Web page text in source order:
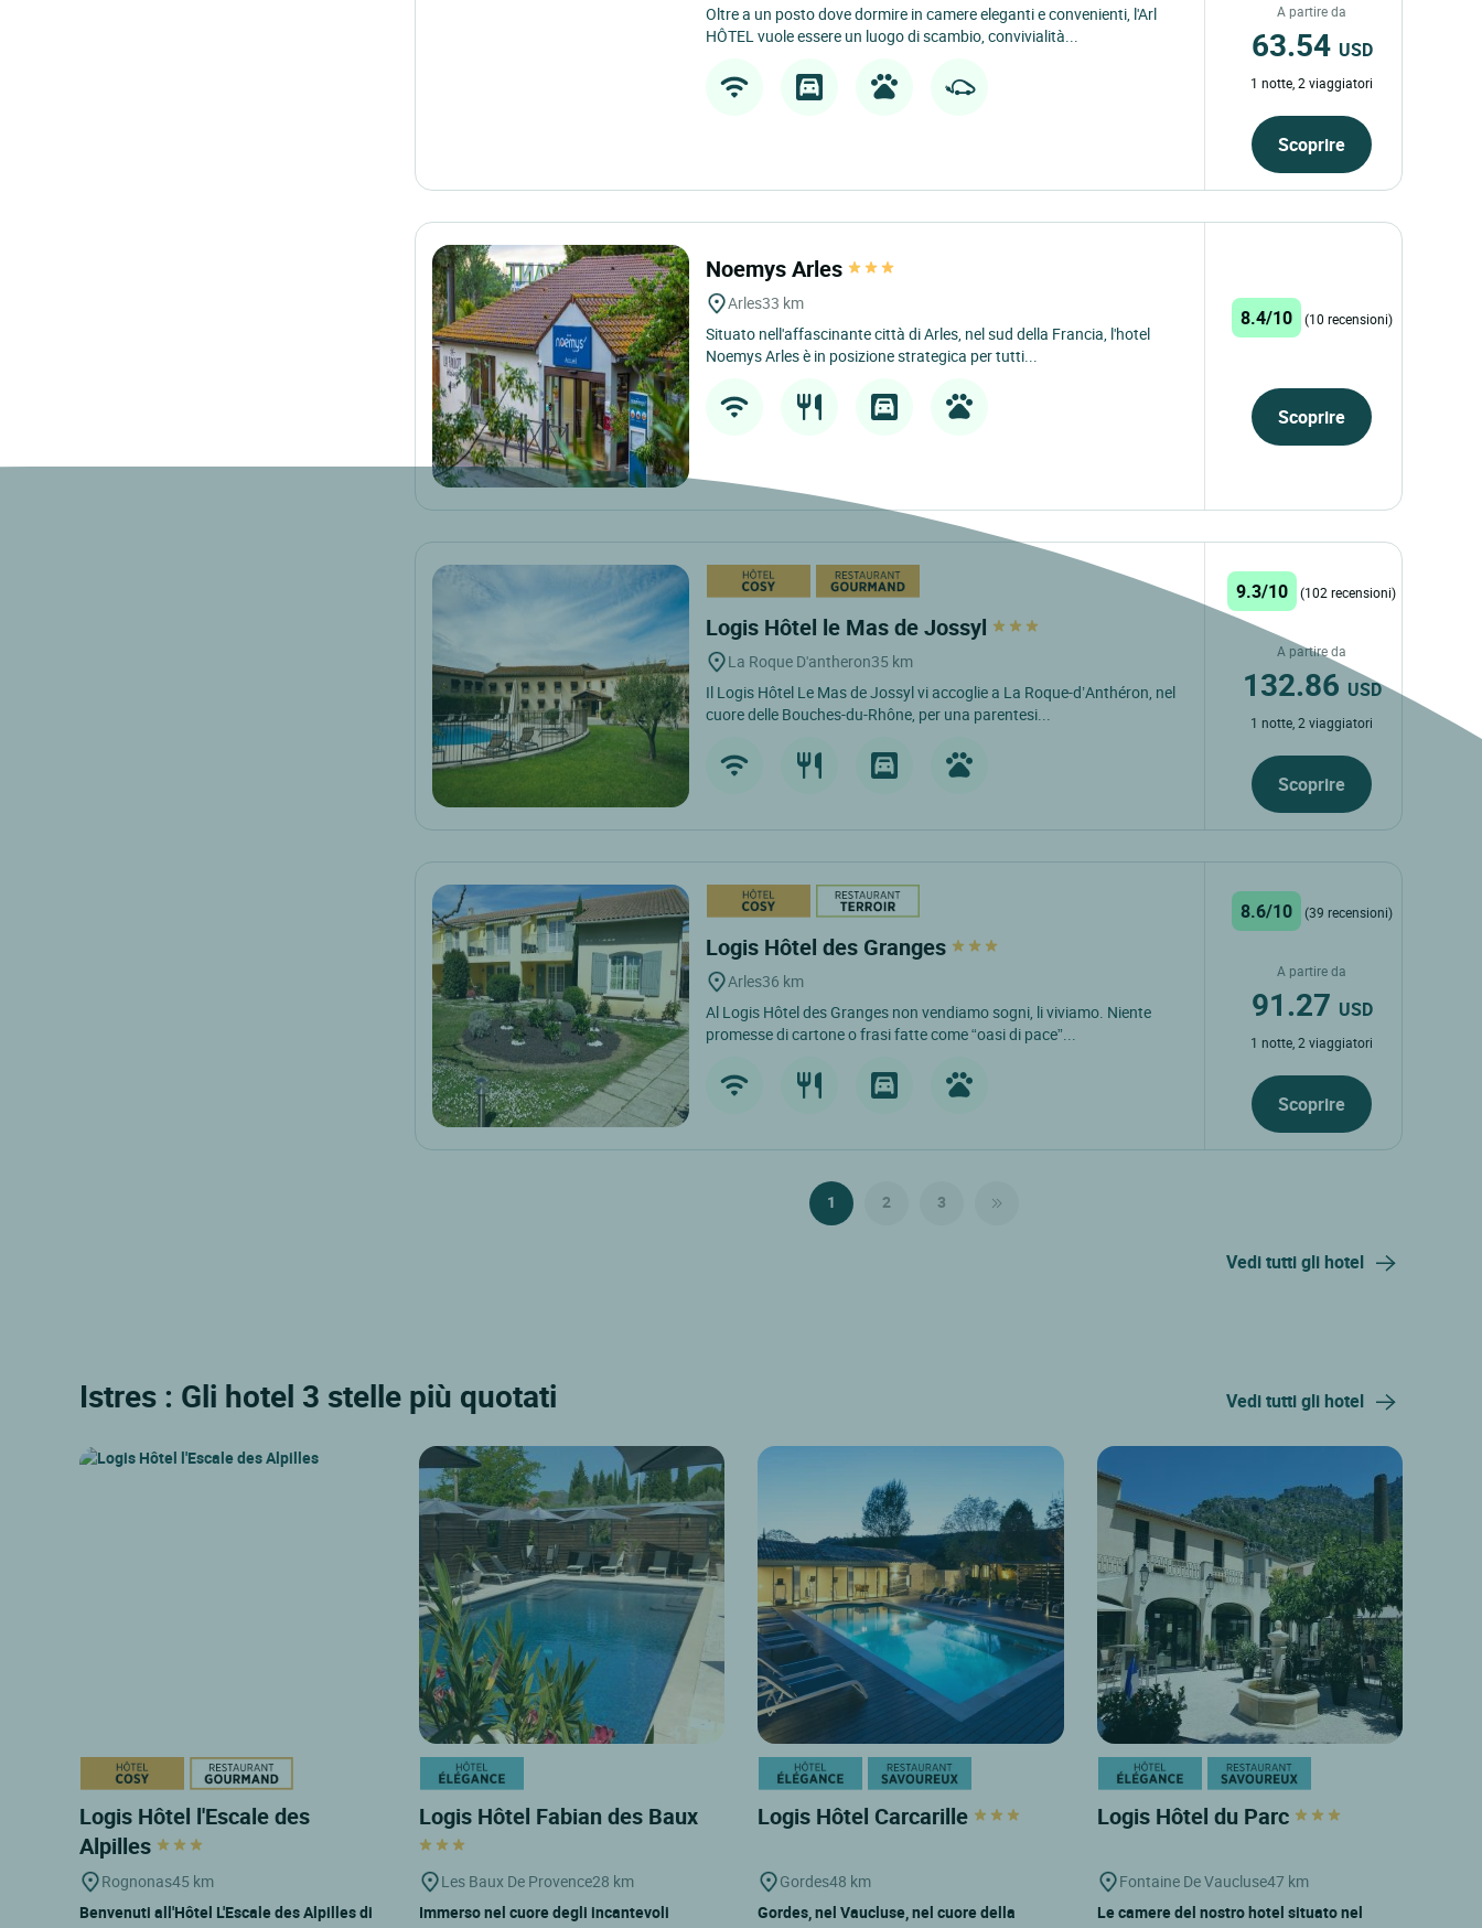
Oltre a un posto dove dormire in camere eleganti e convenienti, l'Arl
HÔTEL vuole essere un luogo di scambio, convivialità...
A partire da
63.54 USD
1 notte, 2 viaggiatori
Scoprire
Noemys Arles
Arles33 km
Situato nell'affascinante città di Arles, nel sud della Francia, l'hotel
Noemys Arles è in posizione strategica per tutti...
8.4/10 (10 recensioni)
Scoprire
Logis Hôtel le Mas de Jossyl
La Roque D'antheron35 km
Il Logis Hôtel Le Mas de Jossyl vi accoglie a La Roque-d’Anthéron, nel
cuore delle Bouches-du-Rhône, per una parentesi...
9.3/10 (102 recensioni)
A partire da
132.86 USD
1 notte, 2 viaggiatori
Scoprire
Logis Hôtel des Granges
Arles36 km
Al Logis Hôtel des Granges non vendiamo sogni, li viviamo. Niente
promesse di cartone o frasi fatte come “oasi di pace”...
8.6/10 (39 recensioni)
A partire da
91.27 USD
1 notte, 2 viaggiatori
Scoprire
1 2 3
Vedi tutti gli hotel
Istres : Gli hotel 3 stelle più quotati Vedi tutti gli hotel
Logis Hôtel l'Escale des
Alpilles
Rognonas45 km
Benvenuti all'Hôtel L'Escale des Alpilles di
Logis Hôtel Fabian des Baux
Les Baux De Provence28 km
Immerso nel cuore degli incantevoli
Logis Hôtel Carcarille
Gordes48 km
Gordes, nel Vaucluse, nel cuore della
Logis Hôtel du Parc
Fontaine De Vaucluse47 km
Le camere del nostro hotel situato nel